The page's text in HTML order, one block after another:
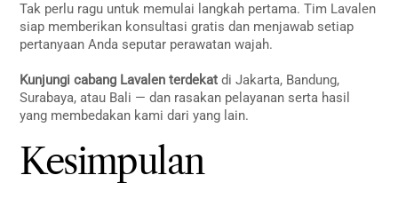
Tak perlu ragu untuk memulai langkah pertama. Tim Lavalen
siap memberikan konsultasi gratis dan menjawab setiap
pertanyaan Anda seputar perawatan wajah.
Kunjungi cabang Lavalen terdekat di Jakarta, Bandung,
Surabaya, atau Bali — dan rasakan pelayanan serta hasil
yang membedakan kami dari yang lain.
Kesimpulan